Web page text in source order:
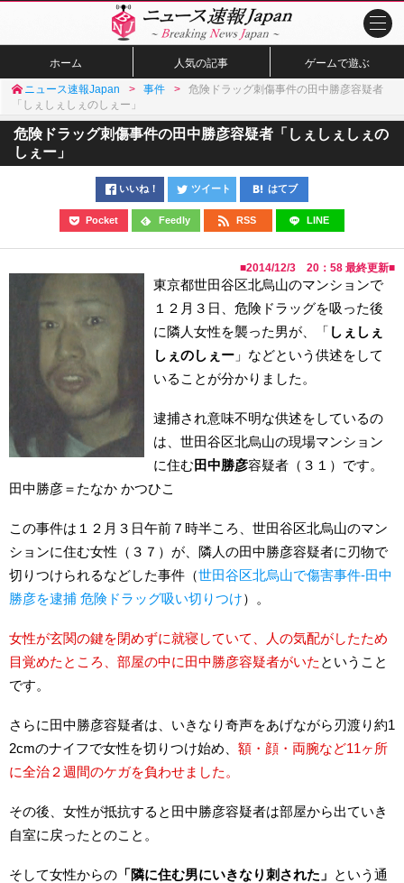
ホーム 人気の記事 ゲームで遊ぶ
ニュース速報Japan 事件
危険ドラッグ刺傷事件の田中勝彦容疑者
「しぇしぇしぇのしぇー」
危険ドラッグ刺傷事件の田中勝彦容疑者「しぇしぇしぇの
しぇー」
いいね！ ツイート はてブ
Pocket Feedly RSS LINE
■2014/12/3 20：58 最終更新■
東京都世田谷区北烏山のマンションで
１２月３日、危険ドラッグを吸った後
に隣人女性を襲った男が、「 しぇしぇ
しぇのしぇー 」などという供述をして
いることが分かりました。
逮捕され意味不明な供述をしているの
は、世田谷区北烏山の現場マンション
に住む 田中勝彦容疑者（３１）です。
田中勝彦＝たなか かつひこ
この事件は１２月３日午前７時半ころ、世田谷区北烏山のマン
ションに住む女性（３７）が、隣人の田中勝彦容疑者に刃物で
切りつけられるなどした事件（世田谷区北烏山で傷害事件-田中
勝彦を逮捕 危険ドラッグ吸い切りつけ）。
女性が玄関の鍵を閉めずに就寝していて、人の気配がしたため
目覚めたところ、部屋の中に田中勝彦容疑者がいた ということ
です。
さらに田中勝彦容疑者は、いきなり奇声をあげながら刃渡り約1
2cmのナイフで女性を切りつけ始め、 額・顔・両腕など11ヶ所
に全治２週間のケガを負わせました。
その後、女性が抵抗すると田中勝彦容疑者は部屋から出ていき
自室に戻ったとのこと。
そして女性からの 「隣に住む男にいきなり刺された」 という通